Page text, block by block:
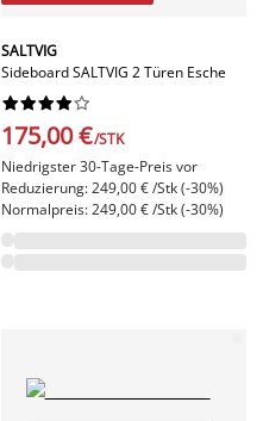
SALTVIG
Sideboard SALTVIG 2 Türen Esche






175,00 €/STK
Niedrigster 30-Tage-Preis vor
Reduzierung: 249,00 € /Stk (-30%)
Normalpreis: 249,00 € /Stk (-30%)